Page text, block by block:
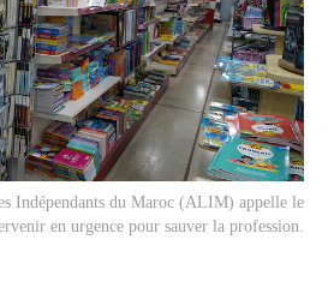
Indépendants du Maroc (ALIM) appelle le
en urgence pour sauver la profession.